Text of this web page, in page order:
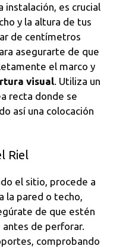
instalación, es crucial
y la altura de tus
de centímetros
asegurarte de que
el marco y
visual. Utiliza un
recta donde se
así una colocación
Riel
el sitio, procede a
la pared o techo,
de que estén
de perforar.
comprobando